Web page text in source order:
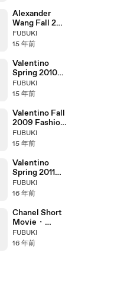
Alexander
Wang Fall 2011
Fashion Show
(full)
FUBUKI
15 年前
Valentino
Spring 2010
Haute
Couture
(full)
FUBUKI
15 年前
Valentino Fall
2009 Fashion
Show (full)
FUBUKI
15 年前
Valentino
Spring 2011
Haute
Couture
(full)
FUBUKI
16 年前
Chanel Short
Movie・
Window World
FUBUKI
16 年前